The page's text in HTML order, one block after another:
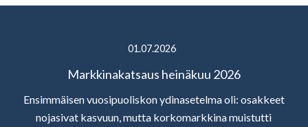
01.07.2026
Markkinakatsaus heinäkuu 2026
Ensimmäisen vuosipuoliskon ydinasetelma oli: osakkeet
nojasivat kasvuun, mutta korkomarkkina muistutti